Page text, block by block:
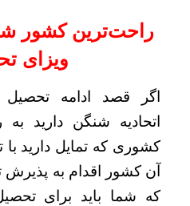
راحت‌ترین کشور
ویزای
اگر قصد ادامه
اتحادیه شنگن دارید به
کشوری که تمایل دارید
آن کشور اقدام به
که شما باید برای